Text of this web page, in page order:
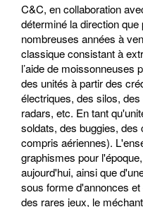
C&C, en collaboration
déterminé la direction
nombreuses années à
classique consistant à
l’aide de moissonneuses
des unités à partir des
électriques, des silos,
radars, etc. En tant
soldats, des buggies, des
compris aériennes).
graphismes pour
aujourd'hui, ainsi que
sous forme d'annonces
des rares jeux, le